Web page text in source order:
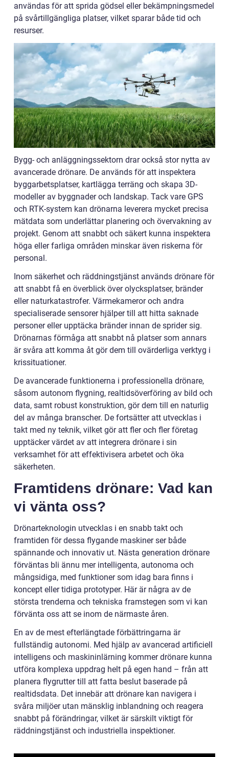
användas för att sprida gödsel eller bekämpningsmedel
på svårtillgängliga platser, vilket sparar både tid och
resurser.
Bygg- och anläggningssektorn drar också stor nytta av
avancerade drönare. De används för att inspektera
byggarbetsplatser, kartlägga terräng och skapa 3D-
modeller av byggnader och landskap. Tack vare GPS
och RTK-system kan drönarna leverera mycket precisa
mätdata som underlättar planering och övervakning av
projekt. Genom att snabbt och säkert kunna inspektera
höga eller farliga områden minskar även riskerna för
personal.
Inom säkerhet och räddningstjänst används drönare för
att snabbt få en överblick över olycksplatser, bränder
eller naturkatastrofer. Värmekameror och andra
specialiserade sensorer hjälper till att hitta saknade
personer eller upptäcka bränder innan de sprider sig.
Drönarnas förmåga att snabbt nå platser som annars
är svåra att komma åt gör dem till ovärderliga verktyg i
krissituationer.
De avancerade funktionerna i professionella drönare,
såsom autonom flygning, realtidsöverföring av bild och
data, samt robust konstruktion, gör dem till en naturlig
del av många branscher. De fortsätter att utvecklas i
takt med ny teknik, vilket gör att fler och fler företag
upptäcker värdet av att integrera drönare i sin
verksamhet för att effektivisera arbetet och öka
säkerheten.
Framtidens drönare: Vad kan
vi vänta oss?
Drönarteknologin utvecklas i en snabb takt och
framtiden för dessa flygande maskiner ser både
spännande och innovativ ut. Nästa generation drönare
förväntas bli ännu mer intelligenta, autonoma och
mångsidiga, med funktioner som idag bara finns i
koncept eller tidiga prototyper. Här är några av de
största trenderna och tekniska framstegen som vi kan
förvänta oss att se inom de närmaste åren.
En av de mest efterlängtade förbättringarna är
fullständig autonomi. Med hjälp av avancerad artificiell
intelligens och maskininlärning kommer drönare kunna
utföra komplexa uppdrag helt på egen hand – från att
planera flygrutter till att fatta beslut baserade på
realtidsdata. Det innebär att drönare kan navigera i
svåra miljöer utan mänsklig inblandning och reagera
snabbt på förändringar, vilket är särskilt viktigt för
räddningstjänst och industriella inspektioner.